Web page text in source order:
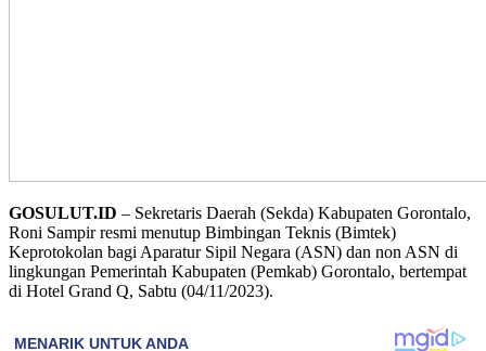
GOSULUT.ID – Sekretaris Daerah (Sekda) Kabupaten Gorontalo,
Roni Sampir resmi menutup Bimbingan Teknis (Bimtek)
Keprotokolan bagi Aparatur Sipil Negara (ASN) dan non ASN di
lingkungan Pemerintah Kabupaten (Pemkab) Gorontalo, bertempat
di Hotel Grand Q, Sabtu (04/11/2023).